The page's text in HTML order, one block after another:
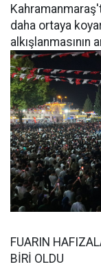
daha ortaya
alkışlanmasının
FUARIN
BİRİ OLDU